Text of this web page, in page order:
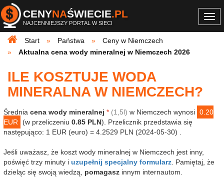
CENYNAŚWIECIE.PL
NAJCENNIEJSZY PORTAL W SIECI
Start
Państwa
Ceny w Niemczech
Aktualna cena wody mineralnej w Niemczech 2026
ILE KOSZTUJE WODA
MINERALNA W NIEMCZECH?
Średnia cena wody mineralnej * (1,5l) w Niemczech wynosi 0.20
EUR
(w przeliczeniu 0.85 PLN). Przelicznik przedstawia się
następująco: 1 EUR (euro) = 4.2529 PLN (2024-05-30) .
Jeśli uważasz, że koszt wody mineralnej w Niemczech jest inny,
poświęć trzy minuty i uzupełnij specjalny formularz . Pamiętaj, że
dzieląc się swoją wiedzą, pomagasz innym internautom.